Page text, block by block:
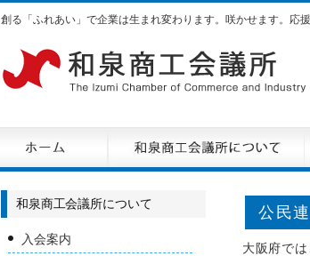
創る「ふれあい」で企業は生まれ変わります。咲かせます。応援
公民
大阪府で
和泉商工会議所について
入会案内